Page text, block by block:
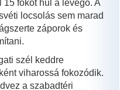
fokot hűl a levegő. A
locsolás sem marad
záporok és
szél keddre
viharossá fokozódik.
a szabadtéri